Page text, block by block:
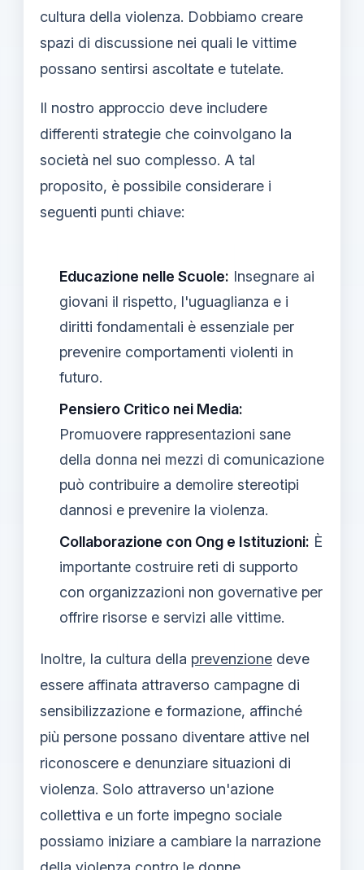
cultura della violenza. Dobbiamo creare
spazi di discussione nei quali le vittime
possano sentirsi ascoltate e tutelate.
Il nostro approccio deve includere
differenti strategie che coinvolgano la
società nel suo complesso. A tal
proposito, è possibile considerare i
seguenti punti chiave:
Educazione nelle Scuole: Insegnare ai
giovani il rispetto, l'uguaglianza e i
diritti fondamentali è essenziale per
prevenire comportamenti violenti in
futuro.
Pensiero Critico nei Media:
Promuovere rappresentazioni sane
della donna nei mezzi di comunicazione
può contribuire a demolire stereotipi
dannosi e prevenire la violenza.
Collaborazione con Ong e Istituzioni: È
importante costruire reti di supporto
con organizzazioni non governative per
offrire risorse e servizi alle vittime.
Inoltre, la cultura della prevenzione deve
essere affinata attraverso campagne di
sensibilizzazione e formazione, affinché
più persone possano diventare attive nel
riconoscere e denunziare situazioni di
violenza. Solo attraverso un'azione
collettiva e un forte impegno sociale
possiamo iniziare a cambiare la narrazione